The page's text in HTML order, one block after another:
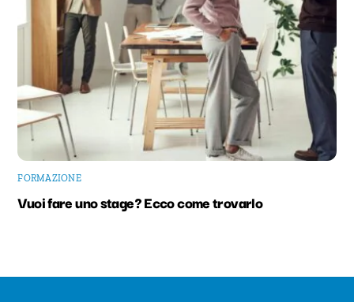
FORMAZIONE
Vuoi fare uno stage? Ecco come trovarlo